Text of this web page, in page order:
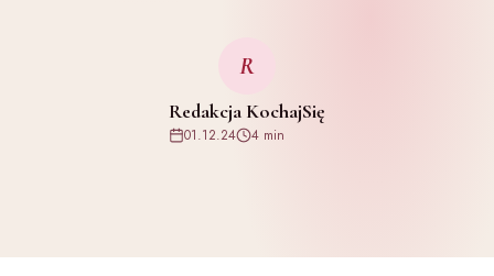
R
Redakcja KochajSię
01.12.24 4 min